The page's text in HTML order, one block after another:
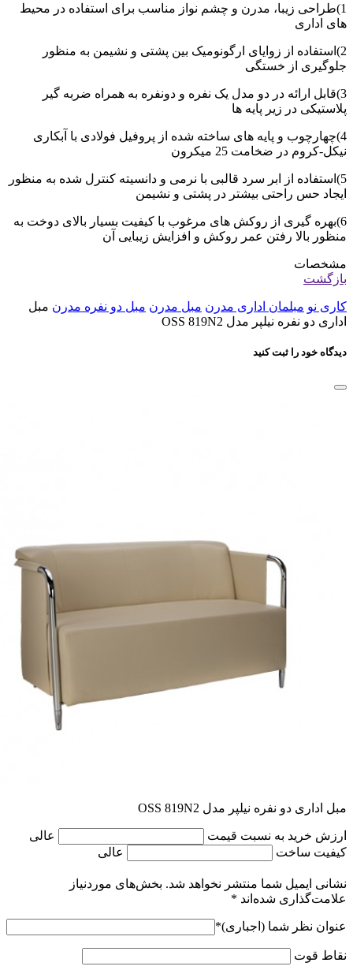
1)طراحی زیبا، مدرن و چشم نواز مناسب برای استفاده در محیط
های اداری
2)استفاده از زوایای ارگونومیک بین پشتی و نشیمن به منظور
جلوگیری از خستگی
3)قابل ارائه در دو مدل یک نفره و دونفره به همراه ضربه گیر
پلاستیکی در زیر پایه ها
4)چهارچوب و پایه های ساخته شده از پروفیل فولادی با آبکاری
نیکل-کروم در ضخامت 25 میکرون
5)استفاده از ابر سرد قالبی با نرمی و دانسیته کنترل شده به منظور
ایجاد حس راحتی بیشتر در پشتی و نشیمن
6)بهره گیری از روکش های مرغوب با کیفیت بسیار بالای دوخت به
منظور بالا رفتن عمر روکش و افزایش زیبایی آن
مشخصات
بازگشت
کاری نو مبلمان اداری مدرن مبل مدرن مبل دو نفره مدرن مبل
اداری دو نفره نیلپر مدل OSS 819N2
دیدگاه خود را ثبت کنید
مبل اداری دو نفره نیلپر مدل OSS 819N2
ارزش خرید به نسبت قیمت
عالی
کیفیت ساخت
عالی
نشانی ایمیل شما منتشر نخواهد شد. بخش‌های موردنیاز
علامت‌گذاری شده‌اند *
عنوان نظر شما (اجباری)*
نقاط قوت